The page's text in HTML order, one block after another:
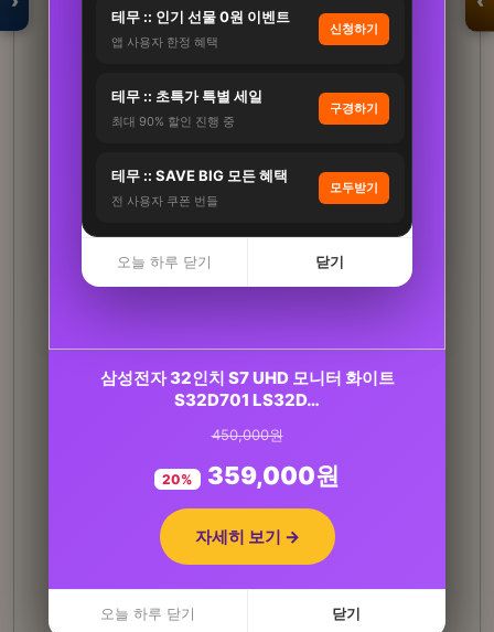
테무 :: 인기 선물 0원 이벤트
앱 사용자 한정 혜택
신청하기
테무 :: 초특가 특별 세일
최대 90% 할인 진행 중
구경하기
테무 :: SAVE BIG 모든 혜택
전 사용자 쿠폰 번들
모두받기
오늘 하루 닫기 닫기
철갑상어 콘드로이친 보스웰리아 1400파워 상어
연골 CS6형 저분자콜…
267,000원
39% 162,000원
자세히 보기 →
오늘 하루 닫기 닫기
삼성전자 32인치 S7 UHD 모니터 화이트
S32D701 LS32D…
450,000원
20% 359,000원
자세히 보기 →
오늘 하루 닫기 닫기